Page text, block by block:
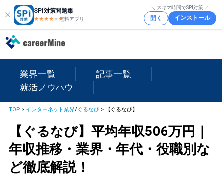
SPI対策問題集
★★★★ ★★
無料アプリ
＼ スキマ時間でSPI対策 ／
開く インストール
業界一覧
記事一覧
就活ノウハウ
TOP> インターネット業界/ぐるなび> 【ぐるなび】平均年収506万円｜年収推移・業界・年代・役職別など徹底解説！
【ぐるなび】平均年収506万円｜
年収推移・業界・年代・役職別な
ど徹底解説！